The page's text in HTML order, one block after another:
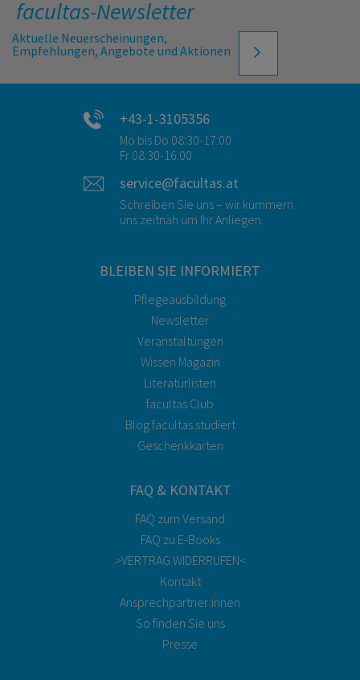
facultas-Newsletter
Aktuelle Neuerscheinungen,
Empfehlungen, Angebote und Aktionen
+43-1-3105356
Mo bis Do 08:30-17:00
Fr 08:30-16:00
service@facultas.at
Schreiben Sie uns – wir kümmern
uns zeitnah um Ihr Anliegen.
BLEIBEN SIE INFORMIERT
Pflegeausbildung
Newsletter
Veranstaltungen
Wissen Magazin
Literaturlisten
facultas Club
Blog facultas.studiert
Geschenkkarten
FAQ & KONTAKT
FAQ zum Versand
FAQ zu E-Books
>VERTRAG WIDERRUFEN<
Kontakt
Ansprechpartner:innen
So finden Sie uns
Presse